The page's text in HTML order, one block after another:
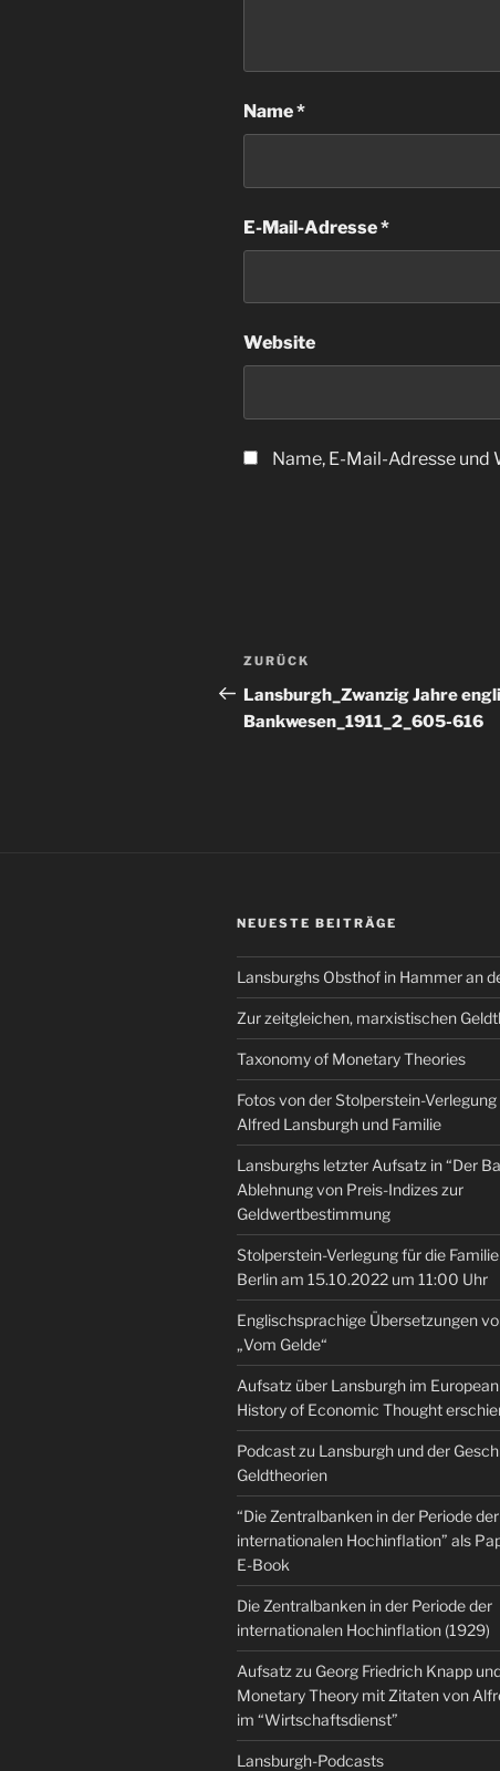
Name*
E-Mail-Adresse*
Website
Name, E-Mail-Adresse
Beitragsnavigation
Vorheriger
Beitrag
ZURÜCK
Lansburgh_Zwanzig Jahre
Bankwesen_1911_2_605-616
NEUESTE BEITRÄGE
Lansburghs Obsthof in Hammer an
Zur zeitgleichen, marxistischen
Taxonomy of Monetary Theories
Fotos von der Stolperstein-
Alfred Lansburgh und Familie
Lansburghs letzter Aufsatz in “Der
Ablehnung von Preis-Indizes zur
Geldwertbestimmung
Stolperstein-Verlegung für die
Berlin am 15.10.2022 um 11:00 Uhr
Englischsprachige Übersetzungen
„Vom Gelde“
Aufsatz über Lansburgh im
History of Economic Thought
Podcast zu Lansburgh und der
Geldtheorien
“Die Zentralbanken in der Periode der
internationalen Hochinflation” als
E-Book
Die Zentralbanken in der Periode der
internationalen Hochinflation (1929)
Aufsatz zu Georg Friedrich Knapp
Monetary Theory mit Zitaten von
im “Wirtschaftsdienst”
Lansburgh-Podcasts